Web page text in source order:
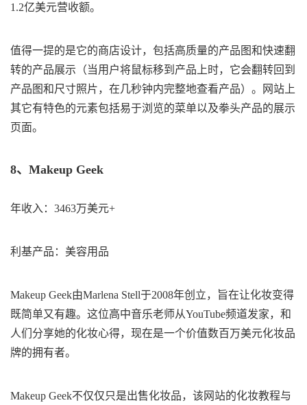
1.2亿美元营收额。
值得一提的是它的商店设计，包括高质量的产品图和快速翻
转的产品展示（当用户将鼠标移到产品上时，它会翻转回到
产品图和尺寸照片，在几秒钟内完整地查看产品）。网站上
其它有特色的元素包括易于浏览的菜单以及拳头产品的展示
页面。
8、Makeup Geek
年收入：3463万美元+
利基产品：美容用品
Makeup Geek由Marlena Stell于2008年创立，旨在让化妆变得
既简单又有趣。这位高中音乐老师从YouTube频道发家，和
人们分享她的化妆心得，现在是一个价值数百万美元化妆品
牌的拥有者。
Makeup Geek不仅仅只是出售化妆品，该网站的化妆教程与